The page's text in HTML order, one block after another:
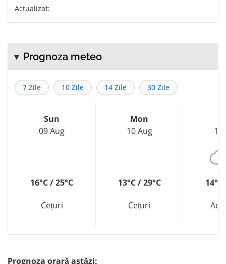
Actualizat:
Prognoza meteo
7 Zile 10 Zile 14 Zile 30 Zile
Sun
09 Aug
16°C / 25°C
Cețuri
Mon
10 Aug
13°C / 29°C
Cețuri
11
14°C
Prognoza orară astăzi: